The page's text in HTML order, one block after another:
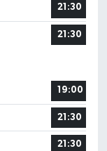
21:30
21:30
19:00
21:30
21:30